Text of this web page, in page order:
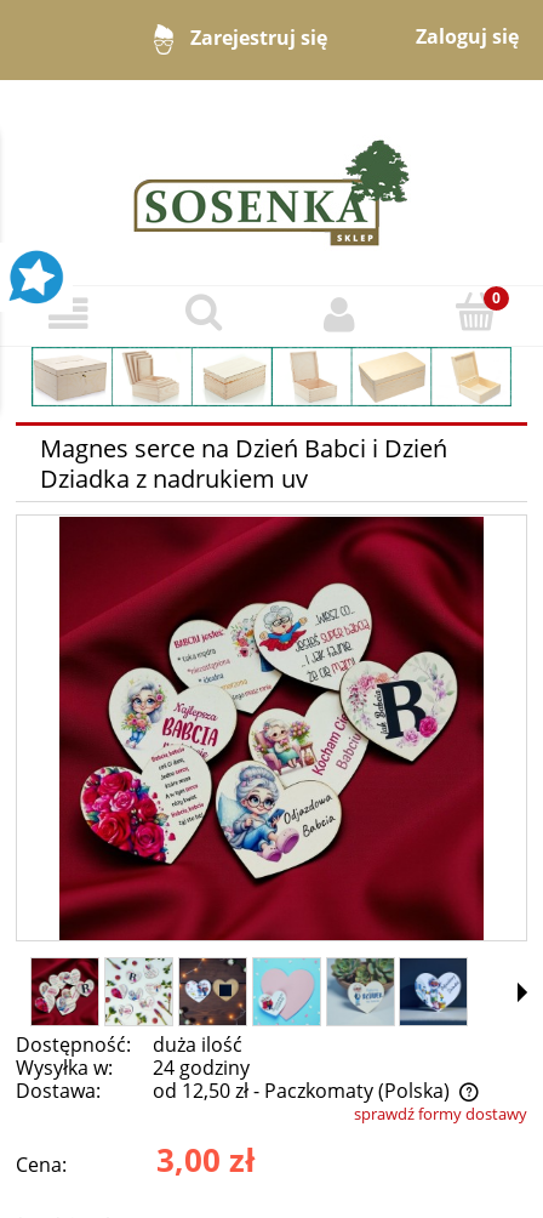
Zarejestruj się Zaloguj się
Magnes serce na Dzień Babci i Dzień
Dziadka z nadrukiem uv
Dostępność:
duża ilość
Wysyłka w:
24 godziny
Dostawa:
od 12,50 zł- Paczkomaty(Polska)
Cena nie zawiera ewentualnych kosztów płatnościsprawdź formy dostawy
Cena: 3,00 zł